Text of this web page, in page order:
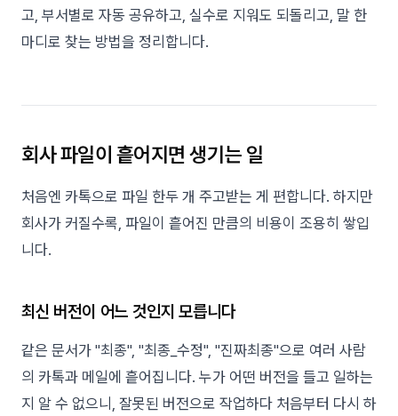
고, 부서별로 자동 공유하고, 실수로 지워도 되돌리고, 말 한
마디로 찾는 방법을 정리합니다.
회사 파일이 흩어지면 생기는 일
처음엔 카톡으로 파일 한두 개 주고받는 게 편합니다. 하지만
회사가 커질수록, 파일이 흩어진 만큼의 비용이 조용히 쌓입
니다.
최신 버전이 어느 것인지 모릅니다
같은 문서가 "최종", "최종_수정", "진짜최종"으로 여러 사람
의 카톡과 메일에 흩어집니다. 누가 어떤 버전을 들고 일하는
지 알 수 없으니, 잘못된 버전으로 작업하다 처음부터 다시 하